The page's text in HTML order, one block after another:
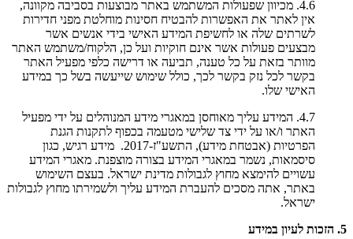
4.6. מכיוון שפעולות המשתמש באתר מבוצעות בסביבה מקוונה,
אין לאתר את האפשרות להבטיח חסינות מוחלטת מפני חדירות
לשרתים שלה או לחשיפת המידע האישי בידי אנשים אשר
מבצעים פעולות אשר אינם חוקיות ועל כן, הלקוח/משתמש האתר
מוותר בזאת על כל טענה, תביעה או דרישה כלפי מפעיל האתר
בקשר לכל נזק בקשר לכך, כולל שימוש שייעשה בשל כך במידע
האישי שלו.
4.7. המידע עליך מאוחסן במאגרי מידע המנוהלים על ידי מפעיל
האתר ו/או על ידי צד שלישי מטעמה בכפוף לתקנות הגנת
הפרטיות (אבטחת מידע), התשע"ז-2017. מידע רגיש, כגון
סיסמאות, נשמר במאגרי המידע בצורה מוצפנת. מאגרי המידע
עשויים להימצא מחוץ לגבולות מדינת ישראל. בעצם השימוש
באתר, אתה מסכים להעברת המידע עליך ולשמירתו מחוץ לגבולות
ישראל.
5. הזכות לעיון במידע